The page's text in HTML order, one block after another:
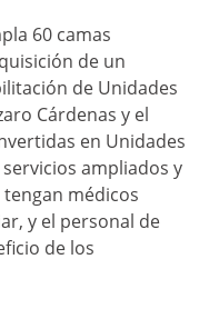
60 camas
de un
de Unidades
Cárdenas y el
en Unidades
ampliados y
médicos
y el personal de
de los